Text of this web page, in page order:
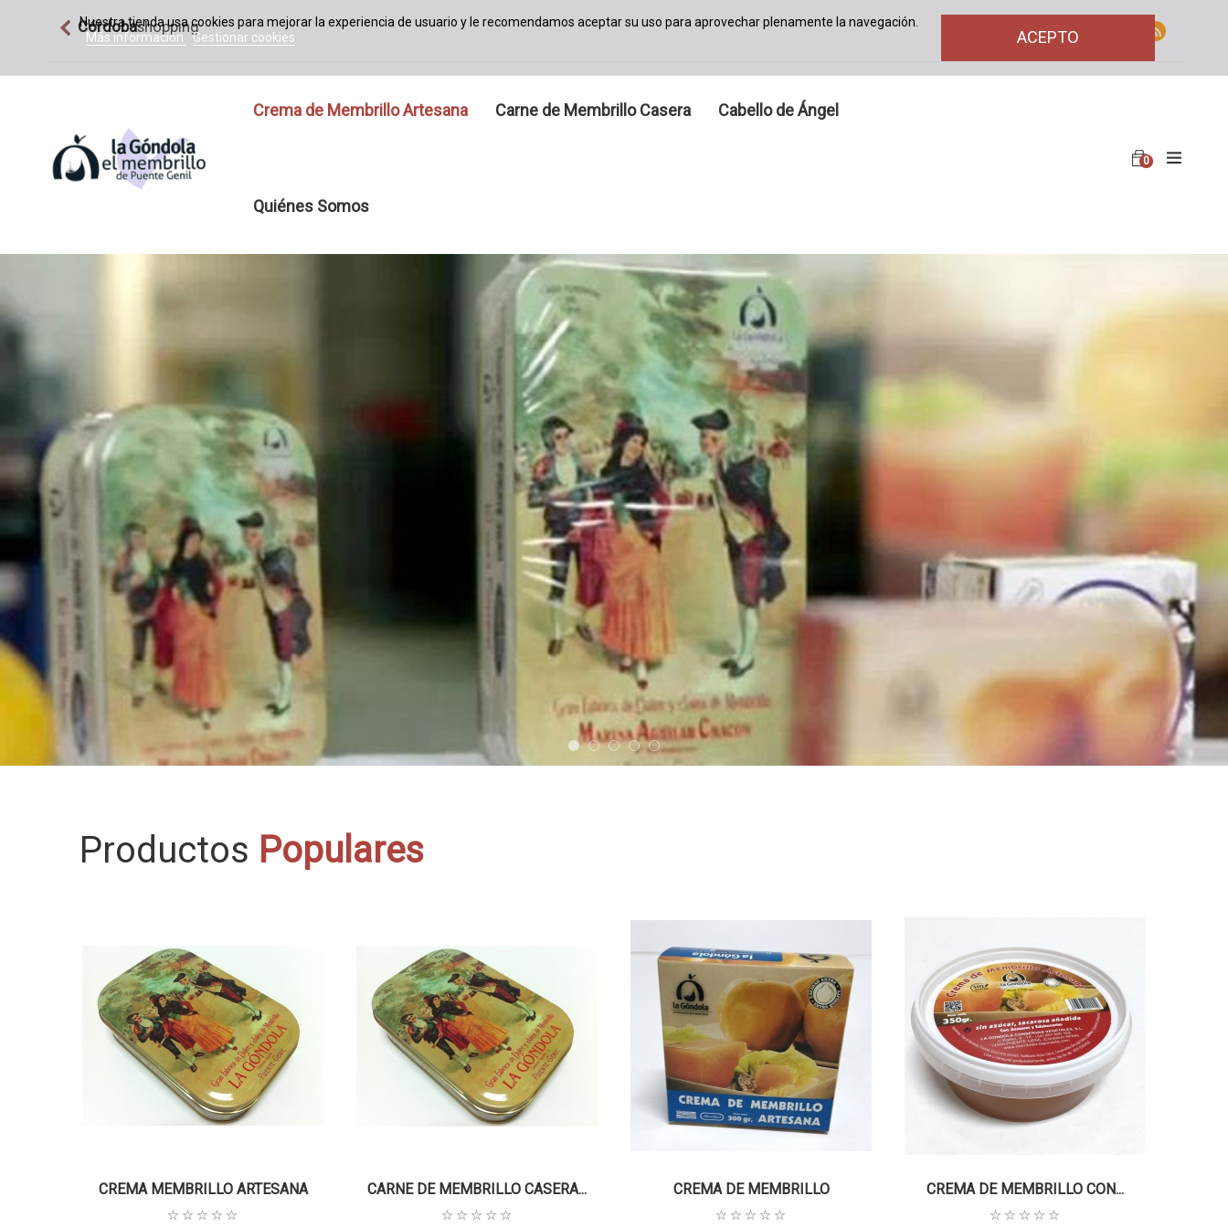
Córdobashopping
Nuestra tienda usa cookies para mejorar la experiencia de usuario y le recomendamos aceptar su uso para aprovechar plenamente la navegación.
Más información
Gestionar cookies ACEPTO
Crema de Membrillo Artesana Carne de Membrillo Casera Cabello de Ángel
Quiénes Somos
0
Productos Populares
CREMA MEMBRILLO ARTESANA
625G.
CARNE DE MEMBRILLO CASERA...
CREMA DE MEMBRILLO
ARTESANA...
CREMA DE MEMBRILLO CON...